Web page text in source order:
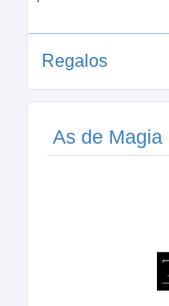
Regalos
As de Magia